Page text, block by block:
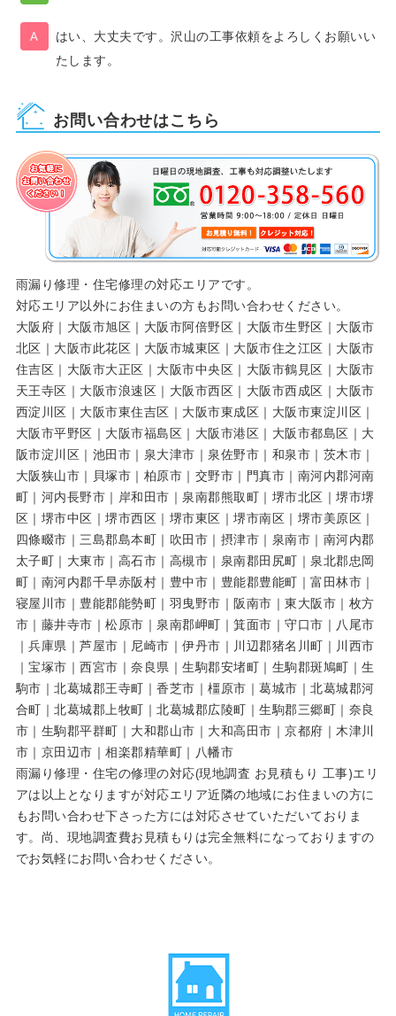
はい、大丈夫です。沢山の工事依頼をよろしくお願いい
たします。
お問い合わせはこちら
雨漏り修理・住宅修理の対応エリアです。
対応エリア以外にお住まいの方もお問い合わせください。
大阪府｜大阪市旭区｜大阪市阿倍野区｜大阪市生野区｜大阪市
北区｜大阪市此花区｜大阪市城東区｜大阪市住之江区｜大阪市
住吉区｜大阪市大正区｜大阪市中央区｜大阪市鶴見区｜大阪市
天王寺区｜大阪市浪速区｜大阪市西区｜大阪市西成区｜大阪市
西淀川区｜大阪市東住吉区｜大阪市東成区｜大阪市東淀川区｜
大阪市平野区｜大阪市福島区｜大阪市港区｜大阪市都島区｜大
阪市淀川区｜池田市｜泉大津市｜泉佐野市｜和泉市｜茨木市｜
大阪狭山市｜貝塚市｜柏原市｜交野市｜門真市｜南河内郡河南
町｜河内長野市｜岸和田市｜泉南郡熊取町｜堺市北区｜堺市堺
区｜堺市中区｜堺市西区｜堺市東区｜堺市南区｜堺市美原区｜
四條畷市｜三島郡島本町｜吹田市｜摂津市｜泉南市｜南河内郡
太子町｜大東市｜高石市｜高槻市｜泉南郡田尻町｜泉北郡忠岡
町｜南河内郡千早赤阪村｜豊中市｜豊能郡豊能町｜富田林市｜
寝屋川市｜豊能郡能勢町｜羽曳野市｜阪南市｜東大阪市｜枚方
市｜藤井寺市｜松原市｜泉南郡岬町｜箕面市｜守口市｜八尾市
｜兵庫県｜芦屋市｜尼崎市｜伊丹市｜川辺郡猪名川町｜川西市
｜宝塚市｜西宮市｜奈良県｜生駒郡安堵町｜生駒郡斑鳩町｜生
駒市｜北葛城郡王寺町｜香芝市｜橿原市｜葛城市｜北葛城郡河
合町｜北葛城郡上牧町｜北葛城郡広陵町｜生駒郡三郷町｜奈良
市｜生駒郡平群町｜大和郡山市｜大和高田市｜京都府｜木津川
市｜京田辺市｜相楽郡精華町｜八幡市
雨漏り修理・住宅の修理の対応(現地調査 お見積もり 工事)エリ
アは以上となりますが対応エリア近隣の地域にお住まいの方に
もお問い合わせ下さった方には対応させていただいておりま
す。尚、現地調査費お見積もりは完全無料になっておりますの
でお気軽にお問い合わせください。